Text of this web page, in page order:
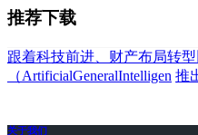
推荐下载
跟着科技前进、财产布局转
（ArtificialGeneralIntelligen 推
关于我们